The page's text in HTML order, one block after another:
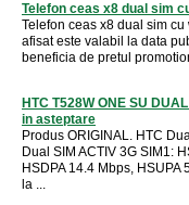
Telefon ceas x8 dual sim
Telefon ceas x8 dual sim cu
afisat este valabil la data
beneficia de pretul
HTC T528W ONE SU
in asteptare
Produs ORIGINAL. HTC
Dual SIM ACTIV 3G SIM1:
HSDPA 14.4 Mbps,
la ...